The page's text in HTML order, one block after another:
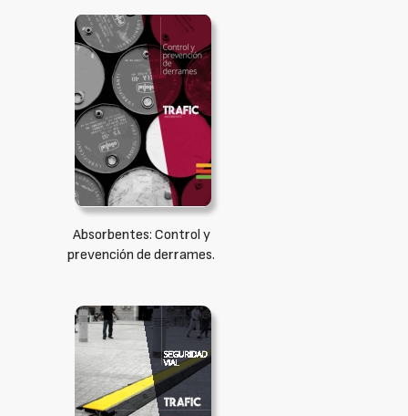
Absorbentes: Control y
prevención de derrames.